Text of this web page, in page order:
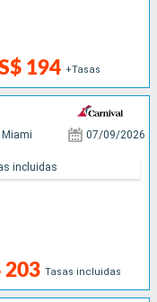
194 +Tasas
Miami 07/09/2026
203 Tasas incluidas
incluidas